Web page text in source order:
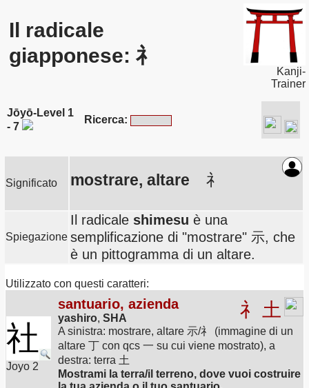
Il radicale
giapponese: 礻
Kanji-
Trainer
Jōyō-Level 1
- 7
Ricerca:
Significato mostrare, altare 礻
Spiegazione
Il radicale shimesu è una
semplificazione di "mostrare" 示, che
è un pittogramma di un altare.
Utilizzato con questi caratteri:
社
Joyo 2
santuario, azienda
yashiro, SHA 礻 土
A sinistra: mostrare, altare 示/礻 (immagine di un
altare 丁 con qcs 一 su cui viene mostrato), a
destra: terra 土
Mostrami la terra/il terreno, dove vuoi costruire